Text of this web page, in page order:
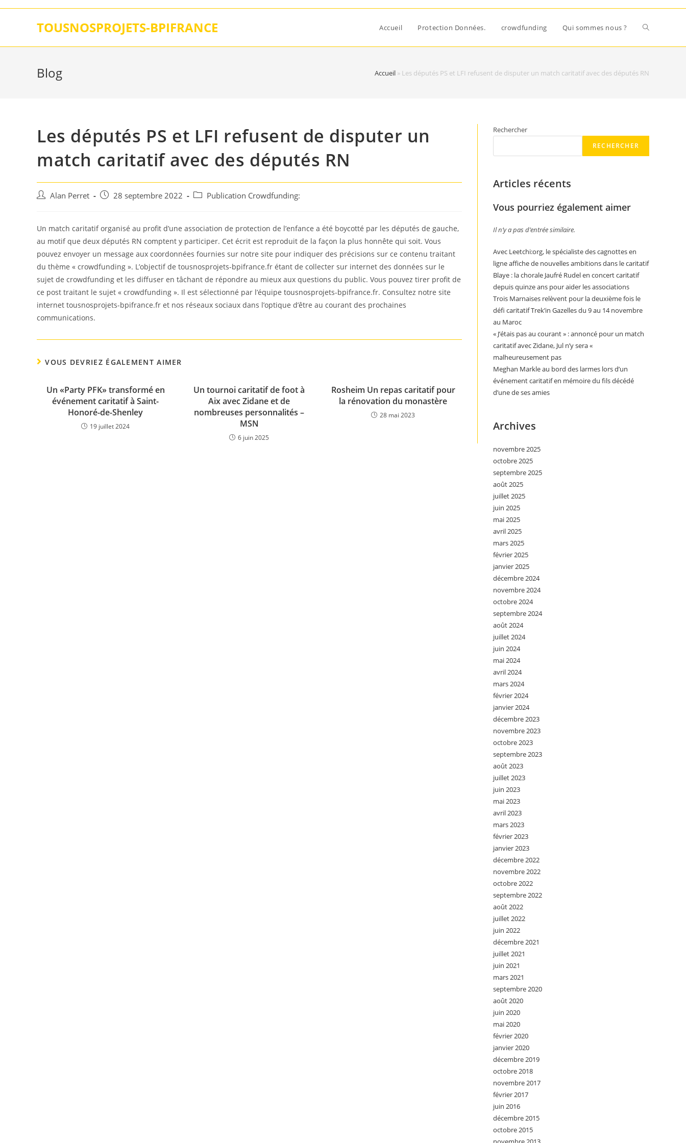
Skip
TOUSNOSPROJETS-BPIFRANCE Accueil Protection Données. crowdfunding Qui sommes nous ?
Blog Accueil » Les députés PS et LFI refusent de disputer un match caritatif avec des députés RN
Les députés PS et LFI refusent de disputer un
match caritatif avec des députés RN
Auteur/autrice
publication :
Alan Perret
Post 28 septembre 2022
Post Publication Crowdfunding:
Un match caritatif organisé au profit d’une association de protection de l’enfance a été boycotté par les députés de gauche,
au motif que deux députés RN comptent y participer. Cet écrit est reproduit de la façon la plus honnête qui soit. Vous
pouvez envoyer un message aux coordonnées fournies sur notre site pour indiquer des précisions sur ce contenu traitant
du thème « crowdfunding ». L’objectif de tousnosprojets-bpifrance.fr étant de collecter sur internet des données sur le
sujet de crowdfunding et les diffuser en tâchant de répondre au mieux aux questions du public. Vous pouvez tirer profit de
ce post traitant le sujet « crowdfunding ». Il est sélectionné par l’équipe tousnosprojets-bpifrance.fr. Consultez notre site
internet tousnosprojets-bpifrance.fr et nos réseaux sociaux dans l’optique d’être au courant des prochaines
communications.
VOUS DEVRIEZ ÉGALEMENT AIMER
Un «Party PFK» transformé en
événement caritatif à Saint-
Honoré-de-Shenley
19 juillet 2024
Un tournoi caritatif de foot à
Aix avec Zidane et de
nombreuses personnalités –
MSN
6 juin 2025
Rosheim Un repas caritatif pour
la rénovation du monastère
28 mai 2023
Rechercher
RECHERCHER
Articles récents
Vous pourriez également aimer
Il n’y a pas d’entrée similaire.
Avec Leetchi:org, le spécialiste des cagnottes en
ligne affiche de nouvelles ambitions dans le caritatif
Blaye : la chorale Jaufré Rudel en concert caritatif
depuis quinze ans pour aider les associations
Trois Marnaises relèvent pour la deuxième fois le
défi caritatif Trek’in Gazelles du 9 au 14 novembre
au Maroc
« J’étais pas au courant » : annoncé pour un match
caritatif avec Zidane, Jul n’y sera «
malheureusement pas
Meghan Markle au bord des larmes lors d’un
événement caritatif en mémoire du fils décédé
d’une de ses amies
Archives
novembre 2025
octobre 2025
septembre 2025
août 2025
juillet 2025
juin 2025
mai 2025
avril 2025
mars 2025
février 2025
janvier 2025
décembre 2024
novembre 2024
octobre 2024
septembre 2024
août 2024
juillet 2024
juin 2024
mai 2024
avril 2024
mars 2024
février 2024
janvier 2024
décembre 2023
novembre 2023
octobre 2023
septembre 2023
août 2023
juillet 2023
juin 2023
mai 2023
avril 2023
mars 2023
février 2023
janvier 2023
décembre 2022
novembre 2022
octobre 2022
septembre 2022
août 2022
juillet 2022
juin 2022
décembre 2021
juillet 2021
juin 2021
mars 2021
septembre 2020
août 2020
juin 2020
mai 2020
février 2020
janvier 2020
décembre 2019
octobre 2018
novembre 2017
février 2017
juin 2016
décembre 2015
octobre 2015